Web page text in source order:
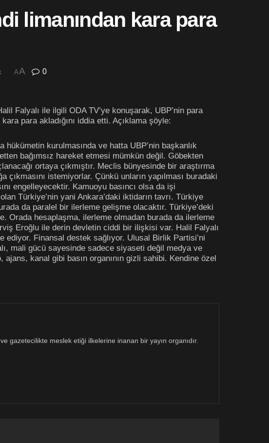
limanından kara para
AA 0
Falyalı ile ilgili ODA TV’ye konuşarak, UBP’nin para
para akladığını iddia etti. Açıklama şöyle:
hükümetin kurulmasında ve hatta UBP’nin başkanlık
bağımsız hareket etmesi mümkün değil. Göbekten
ortaya çıkmıştır. Meclis bünyesinde bir araştırma
çıkmasını istemiyorlar. Çünkü unların yapılması buradaki
engelleyecektir. Kamuoyu basıncı olsa da işi
Türkiye’nin yani Ankara’daki iktidarın tavrı. Türkiye
da paralel bir ilerleme gelişme olacaktır. Türkiye’deki
Orada hesaplaşma, ilerleme olmadan burada da ilerleme
Eroğlu ile derin devletin ciddi bir ilişkisi var. Halil Falyalı
Finansal destek sağlıyor. Ulusal Birlik Partisi’ni
mali gücü sayesinde sadece siyaseti değil medya ve
kanal gibi basın organının gizli sahibi. Kendine özel
gazetecilikte meslek etiği ilkelerine inanan bir yayın organıdır.